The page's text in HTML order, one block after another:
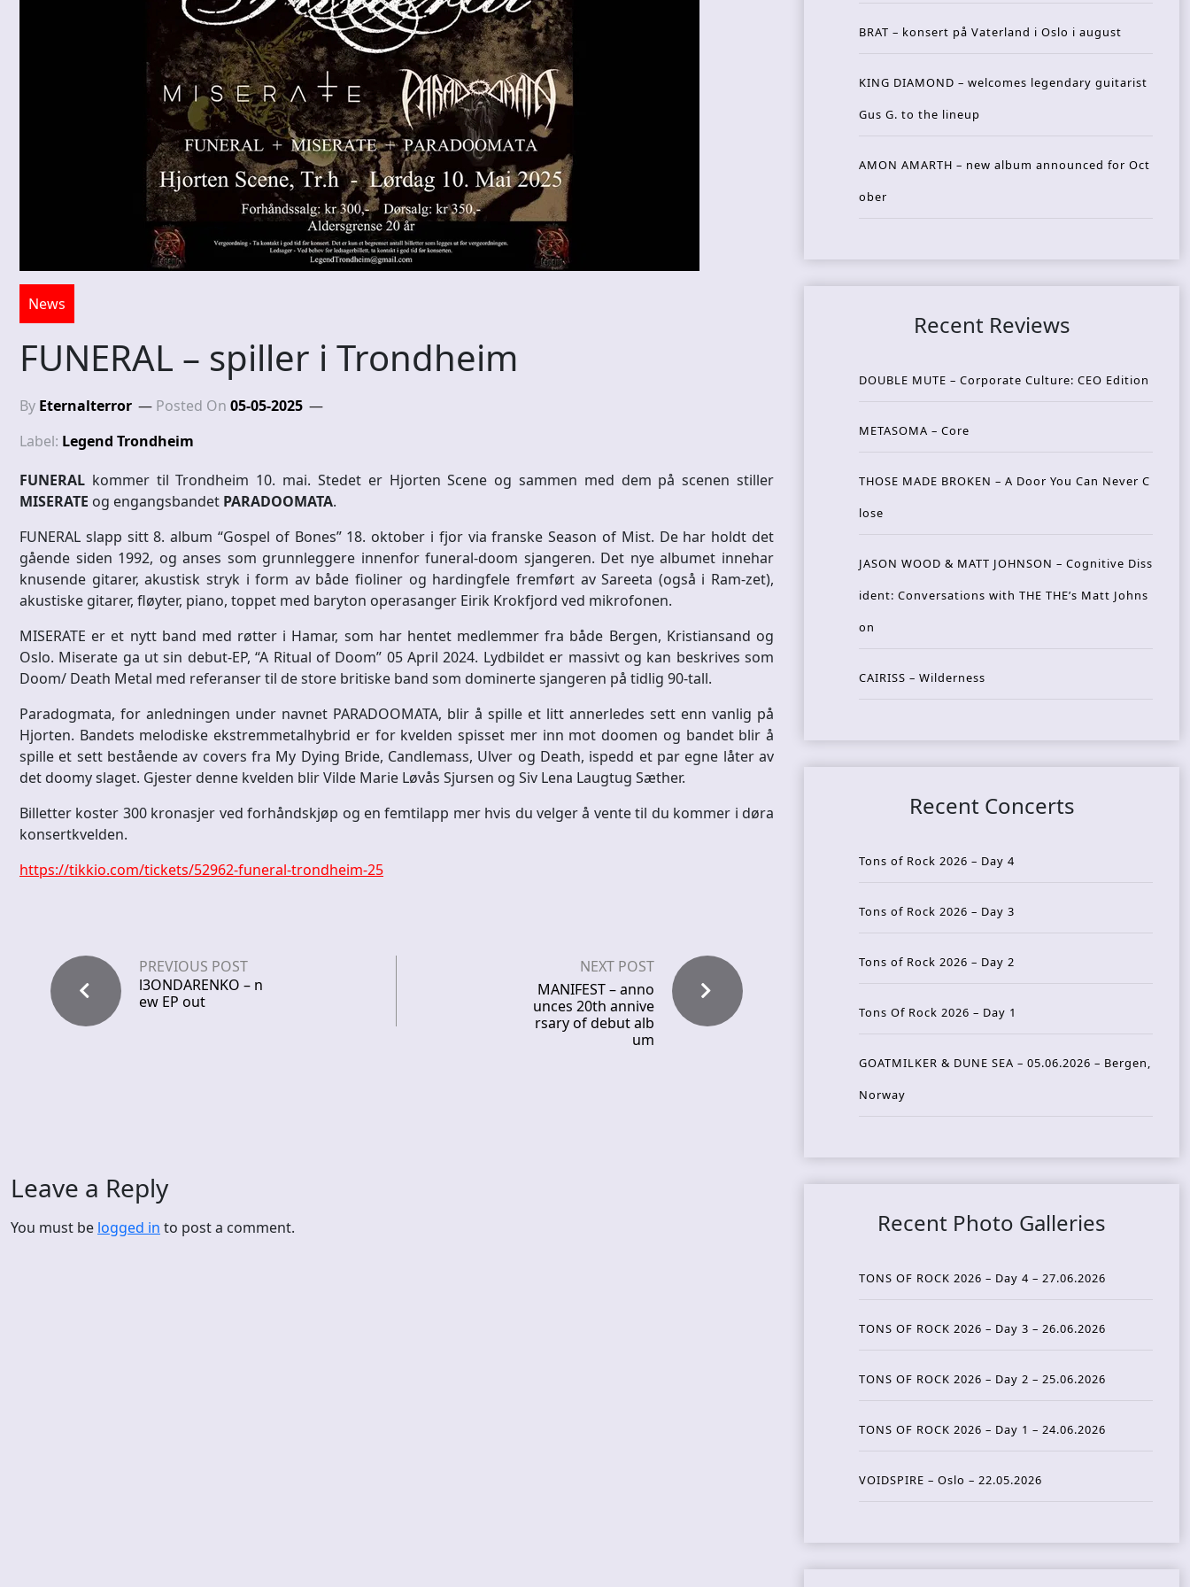
News
FUNERAL – spiller i Trondheim
By Eternalterror Posted On 05-05-2025
Label: Legend Trondheim
FUNERAL kommer til Trondheim 10. mai. Stedet er Hjorten Scene og sammen med dem på scenen stiller
MISERATE og engangsbandet PARADOOMATA.
FUNERAL slapp sitt 8. album “Gospel of Bones” 18. oktober i fjor via franske Season of Mist. De har holdt det
gående siden 1992, og anses som grunnleggere innenfor funeral-doom sjangeren. Det nye albumet innehar
knusende gitarer, akustisk stryk i form av både fioliner og hardingfele fremført av Sareeta (også i Ram-zet),
akustiske gitarer, fløyter, piano, toppet med baryton operasanger Eirik Krokfjord ved mikrofonen.
MISERATE er et nytt band med røtter i Hamar, som har hentet medlemmer fra både Bergen, Kristiansand og
Oslo. Miserate ga ut sin debut-EP, “A Ritual of Doom” 05 April 2024. Lydbildet er massivt og kan beskrives som
Doom/ Death Metal med referanser til de store britiske band som dominerte sjangeren på tidlig 90-tall.
Paradogmata, for anledningen under navnet PARADOOMATA, blir å spille et litt annerledes sett enn vanlig på
Hjorten. Bandets melodiske ekstremmetalhybrid er for kvelden spisset mer inn mot doomen og bandet blir å
spille et sett bestående av covers fra My Dying Bride, Candlemass, Ulver og Death, ispedd et par egne låter av
det doomy slaget. Gjester denne kvelden blir Vilde Marie Løvås Sjursen og Siv Lena Laugtug Sæther.
Billetter koster 300 kronasjer ved forhåndskjøp og en femtilapp mer hvis du velger å vente til du kommer i døra
konsertkvelden.
https://tikkio.com/tickets/52962-funeral-trondheim-25
PREVIOUS POST
l3ONDARENKO – n
ew EP out
NEXT POST
MANIFEST – anno
unces 20th annive
rsary of debut alb
um
Leave a Reply
You must be logged in to post a comment.
BRAT – konsert på Vaterland i Oslo i august
KING DIAMOND – welcomes legendary guitarist
Gus G. to the lineup
AMON AMARTH – new album announced for Oct
ober
Recent Reviews
DOUBLE MUTE – Corporate Culture: CEO Edition
METASOMA – Core
THOSE MADE BROKEN – A Door You Can Never C
lose
JASON WOOD & MATT JOHNSON – Cognitive Diss
ident: Conversations with THE THE’s Matt Johns
on
CAIRISS – Wilderness
Recent Concerts
Tons of Rock 2026 – Day 4
Tons of Rock 2026 – Day 3
Tons of Rock 2026 – Day 2
Tons Of Rock 2026 – Day 1
GOATMILKER & DUNE SEA – 05.06.2026 – Bergen,
Norway
Recent Photo Galleries
TONS OF ROCK 2026 – Day 4 – 27.06.2026
TONS OF ROCK 2026 – Day 3 – 26.06.2026
TONS OF ROCK 2026 – Day 2 – 25.06.2026
TONS OF ROCK 2026 – Day 1 – 24.06.2026
VOIDSPIRE – Oslo – 22.05.2026